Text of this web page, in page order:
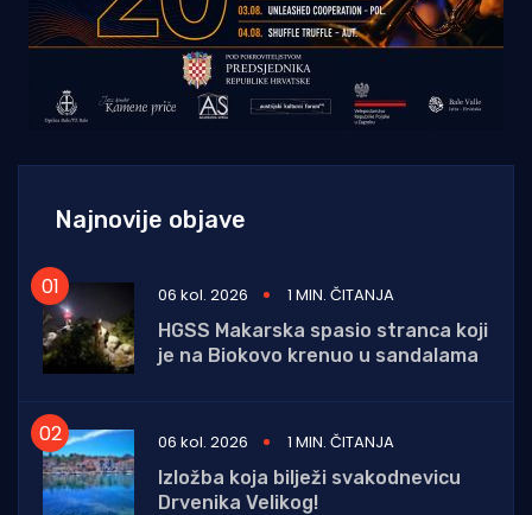
Najnovije objave
06 kol. 2026
1 MIN. ČITANJA
HGSS Makarska spasio stranca koji
je na Biokovo krenuo u sandalama
06 kol. 2026
1 MIN. ČITANJA
Izložba koja bilježi svakodnevicu
Drvenika Velikog!